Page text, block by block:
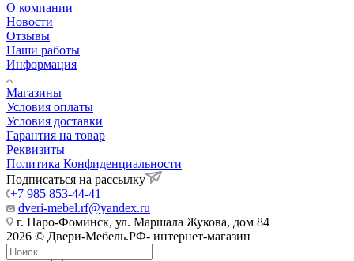
О компании
Новости
Отзывы
Наши работы
Информация
Магазины
Условия оплаты
Условия доставки
Гарантия на товар
Реквизиты
Политика Конфиденциальности
Подписаться на рассылку
+7 985 853-44-41
dveri-mebel.rf@yandex.ru
г. Наро-Фоминск, ул. Маршала Жукова, дом 84
2026 © Двери-Мебель.РФ- интернет-магазин